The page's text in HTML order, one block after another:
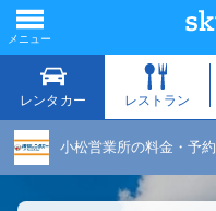
小松営業所の料金・予約